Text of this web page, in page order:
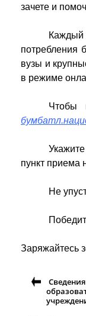
зачете и
Каждый
потребления
вузы и
в режиме
Чтобы
пункт приема
Не
Заряжайтесь